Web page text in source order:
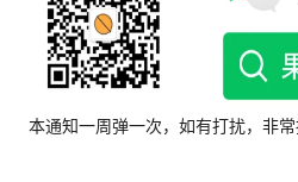
这个人很懒，什么
本通知一周弹一次，如有打扰，非常